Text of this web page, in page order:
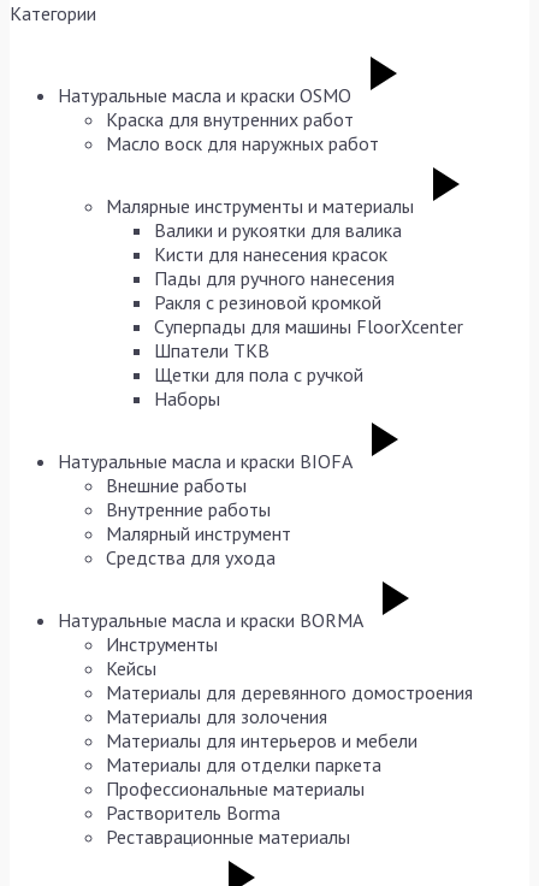
Категории
Натуральные масла и краски OSMO
Краска для внутренних работ
Масло воск для наружных работ
Малярные инструменты и материалы
Валики и рукоятки для валика
Кисти для нанесения красок
Пады для ручного нанесения
Ракля с резиновой кромкой
Суперпады для машины FloorXcenter
Шпатели TKB
Щетки для пола с ручкой
Наборы
Натуральные масла и краски BIOFA
Внешние работы
Внутренние работы
Малярный инструмент
Средства для ухода
Натуральные масла и краски BORMA
Инструменты
Кейсы
Материалы для деревянного домостроения
Материалы для золочения
Материалы для интерьеров и мебели
Материалы для отделки паркета
Профессиональные материалы
Растворитель Borma
Реставрационные материалы